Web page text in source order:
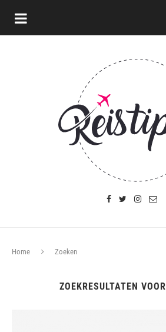
Home Zoeken
ZOEKRESULTATEN VOOR